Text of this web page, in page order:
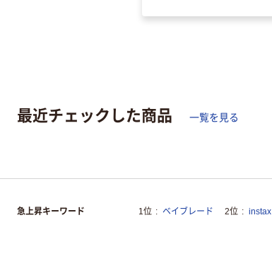
最近チェックした商品 一覧を見る
急上昇キーワード 1位 ベイブレード 2位